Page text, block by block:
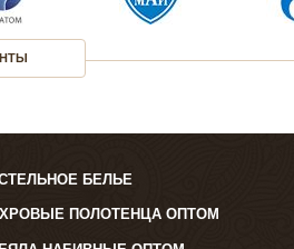
БЕЛЬЕ
ПОЛОТЕНЦА ОПТОМ